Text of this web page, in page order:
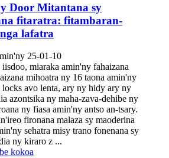
Door Mitantana sy
fitaratra: fitambaran-
lafatra
25-01-10
miaraka amin'ny fahaizana
mihoatra ny 16 taona amin'ny
locks avo lenta, ary ny hidy ary ny
azontsika ny maha-zava-dehibe ny
ny fiasa amin'ny antso an-tsary.
fironana malaza sy maoderina
sehatra misy trano fonenana sy
ny kiraro z ...
kokoa